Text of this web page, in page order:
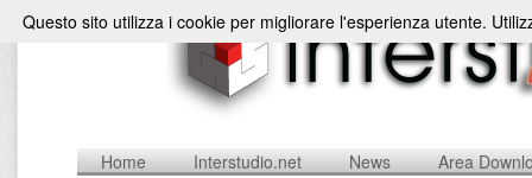
Home Interstudio.net News Area
Questo sito utilizza i cookie per migliorare l'esperienza utente.